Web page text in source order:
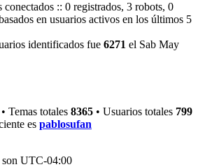
conectados :: 0 registrados, 3 robots, 0
en usuarios activos en los últimos 5
identificados fue 6271 el Sab May
• Temas totales 8365 • Usuarios totales 799
es pablosufan
UTC-04:00